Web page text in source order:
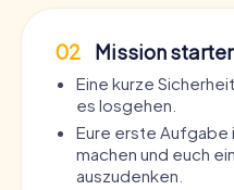
02 Mission
Eine kurze
es losgehen.
Eure erste Aufgabe
machen und euch
auszudenken.